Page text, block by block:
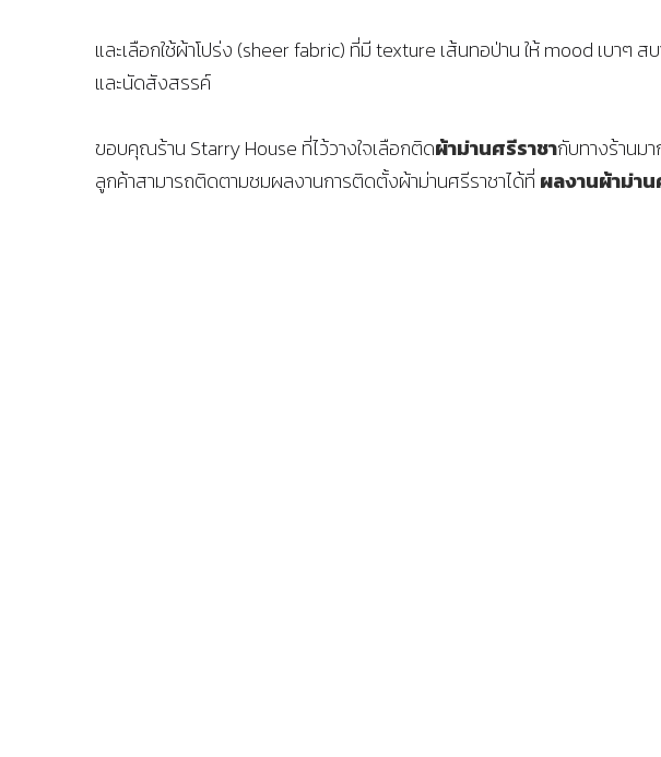
และเลือกใช้ผ้าโปร่ง (sheer fabric) ที่มี texture เส้นทอป่าน ให้ mood เบาๆ
และนัดสังสรรค์
ขอบคุณร้าน Starry House ที่ไว้วางใจเลือกติดผ้าม่านศรีราชากับทางร้านมา
ลูกค้าสามารถติดตามชมผลงานการติดตั้งผ้าม่านศรีราชาได้ที่ ผลงานผ้าม่าน